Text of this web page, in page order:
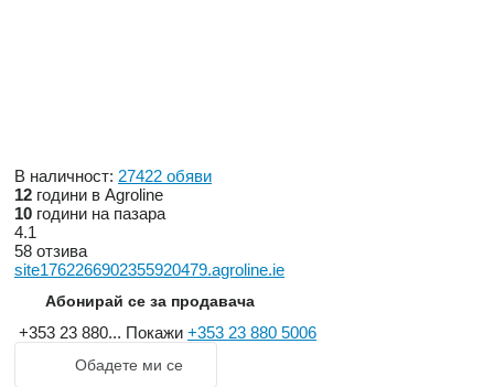
В наличност: 27422 обяви
12 години в Agroline
10 години на пазара
4.1
58 отзива
site1762266902355920479.agroline.ie
Абонирай се за продавача
+353 23 880... Покажи +353 23 880 5006
Обадете ми се